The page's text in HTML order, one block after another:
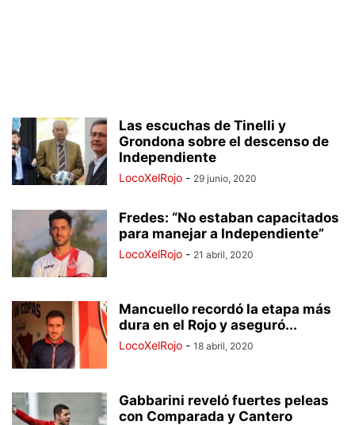
Las escuchas de Tinelli y
Grondona sobre el descenso de
Independiente
LocoXelRojo - 29 junio, 2020
Fredes: “No estaban capacitados
para manejar a Independiente”
LocoXelRojo - 21 abril, 2020
Mancuello recordó la etapa más
dura en el Rojo y aseguró...
LocoXelRojo - 18 abril, 2020
Gabbarini reveló fuertes peleas
con Comparada y Cantero